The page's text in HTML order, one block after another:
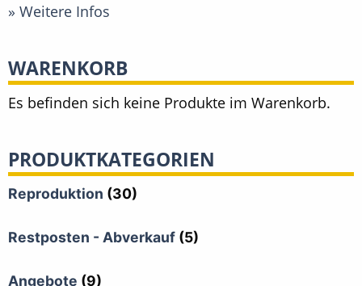
» Weitere Infos
WARENKORB
Es befinden sich keine Produkte im Warenkorb.
PRODUKTKATEGORIEN
Reproduktion (30)
Restposten - Abverkauf (5)
Angebote (9)